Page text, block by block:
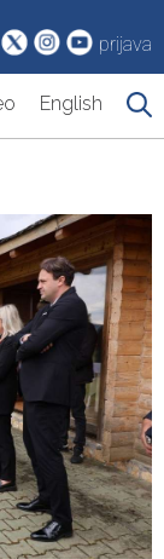
prijava
English